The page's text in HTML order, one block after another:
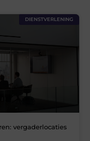
DIENSTVERLENING
vergaderlocaties